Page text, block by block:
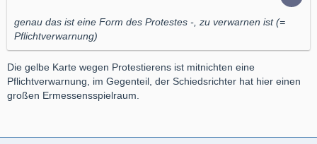
genau das ist eine Form des Protestes -, zu verwarnen ist (=
Pflichtverwarnung)
Die gelbe Karte wegen Protestierens ist mitnichten eine
Pflichtverwarnung, im Gegenteil, der Schiedsrichter hat hier einen
großen Ermessensspielraum.